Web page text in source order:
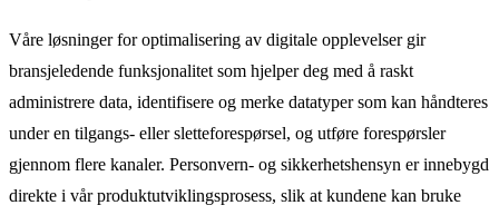
Våre løsninger for optimalisering av digitale opplevelser gir
bransjeledende funksjonalitet som hjelper deg med å raskt
administrere data, identifisere og merke datatyper som kan håndteres
under en tilgangs- eller sletteforespørsel, og utføre forespørsler
gjennom flere kanaler. Personvern- og sikkerhetshensyn er innebygd
direkte i vår produktutviklingsprosess, slik at kundene kan bruke